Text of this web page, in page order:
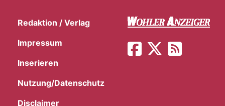
App
Redaktion / Verlag
Impressum
Inserieren
Nutzung/Datenschutz
Disclaimer